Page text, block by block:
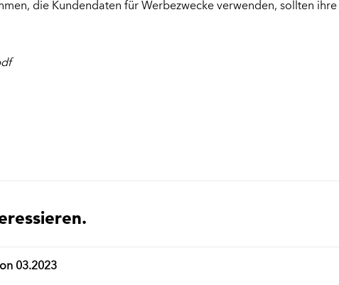
die Kundendaten für Werbezwecke verwenden, sollten
03.2023